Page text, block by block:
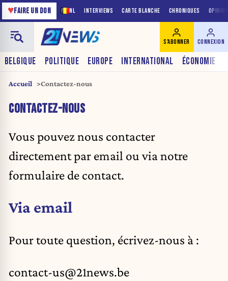
NL INTERVIEWS CARTE BLANCHE CHRONIQUES
♥FAIRE UN DON
BELGIQUE POLITIQUE EUROPE INTERNATIONAL ÉCONOMIE
S'ABONNER CONNEXION
Accueil Contactez-nous
CONTACTEZ-NOUS
Vous pouvez nous contacter
directement par email ou via notre
formulaire de contact.
Via email
Pour toute question, écrivez-nous à :
contact-us@21news.be